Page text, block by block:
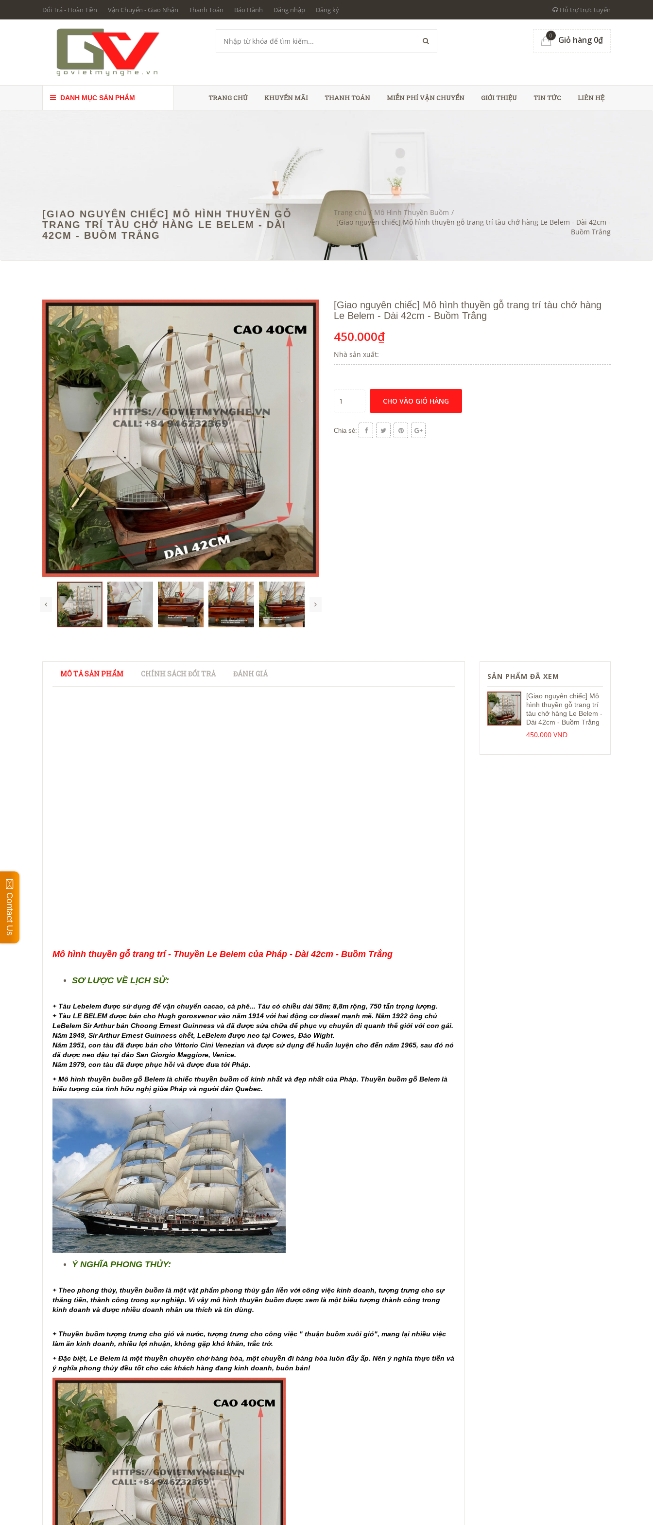
Đổi Trả - Hoàn Tiền Vận Chuyển - Giao Nhận Thanh Toán Bảo Hành Đăng nhập Đăng ký Hỗ trợ trực tuyến
0 Giỏ hàng 0₫
DANH MỤC SẢN PHẨM TRANG CHỦ KHUYẾN MÃI THANH TOÁN MIỄN PHÍ VẬN CHUYỂN GIỚI THIỆU TIN TỨC LIÊN HỆ
[GIAO NGUYÊN CHIẾC] MÔ HÌNH THUYỀN GỖ
TRANG TRÍ TÀU CHỞ HÀNG LE BELEM - DÀI
42CM - BUỒM TRẮNG
Trang chủ / Mô Hình Thuyền Buồm /
[Giao nguyên chiếc] Mô hình thuyền gỗ trang trí tàu chở hàng Le Belem - Dài 42cm -
Buồm Trắng
[Giao nguyên chiếc] Mô hình thuyền gỗ trang trí tàu chở hàng
Le Belem - Dài 42cm - Buồm Trắng
450.000₫
Nhà sản xuất:
CHO VÀO GIỎ HÀNG
Chia sẻ:
MÔ TẢ SẢN PHẨM CHÍNH SÁCH ĐỔI TRẢ ĐÁNH GIÁ
Mô hình thuyền gỗ trang trí - Thuyền Le Belem của Pháp - Dài 42cm - Buồm Trắng
SƠ LƯỢC VỀ LỊCH SỬ:
+ Tàu Lebelem được sử dụng để vận chuyển cacao, cà phê... Tàu có chiều dài 58m; 8,8m rộng, 750 tấn trọng lượng.
+ Tàu LE BELEM được bán cho Hugh gorosvenor vào năm 1914 với hai động cơ diesel mạnh mẽ. Năm 1922 ông chủ
LeBelem Sir Arthur bán Choong Ernest Guinness và đã được sửa chữa để phục vụ chuyến đi quanh thế giới với con gái.
Năm 1949, Sir Arthur Ernest Guinness chết, LeBelem được neo tại Cowes, Đảo Wight.
Năm 1951, con tàu đã được bán cho Vittorio Cini Venezian và được sử dụng để huấn luyện cho đến năm 1965, sau đó nó
đã được neo đậu tại đảo San Giorgio Maggiore, Venice.
Năm 1979, con tàu đã được phục hồi và được đưa tới Pháp.
+ Mô hình thuyền buồm gỗ Belem là chiếc thuyền buồm cổ kính nhất và đẹp nhất của Pháp. Thuyền buồm gỗ Belem là
biểu tượng của tình hữu nghị giữa Pháp và người dân Quebec.
Ý NGHĨA PHONG THỦY:
+ Theo phong thủy, thuyền buồm là một vật phẩm phong thủy gắn liền với công việc kinh doanh, tượng trưng cho sự
thăng tiến, thành công trong sự nghiệp. Vì vậy mô hình thuyền buồm được xem là một biểu tượng thành công trong
kinh doanh và được nhiều doanh nhân ưa thích và tin dùng.
+ Thuyền buồm tượng trưng cho gió và nước, tượng trưng cho công việc " thuận buồm xuôi gió", mang lại nhiều việc
làm ăn kinh doanh, nhiều lợi nhuận, không gặp khó khăn, trắc trở.
+ Đặc biệt, Le Belem là một thuyền chuyên chở hàng hóa, một chuyền đi hàng hóa luôn đầy ấp. Nên ý nghĩa thực tiễn và
ý nghĩa phong thủy đều tốt cho các khách hàng đang kinh doanh, buôn bán!
SẢN PHẨM ĐÃ XEM
[Giao nguyên chiếc] Mô
hình thuyền gỗ trang trí
tàu chở hàng Le Belem -
Dài 42cm - Buồm Trắng
450.000 VND
Contact Us